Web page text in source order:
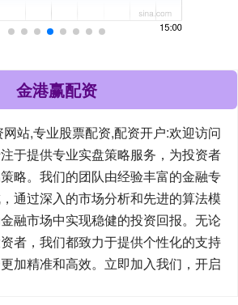
金港赢配资
站,专业股票配资,配资开户:欢迎访问
于提供专业实盘策略服务，为投资者
略。我们的团队由经验丰富的金融专
通过深入的市场分析和先进的算法模
融市场中实现稳健的投资回报。无论
者，我们都致力于提供个性化的支持
加精准和高效。立即加入我们，开启